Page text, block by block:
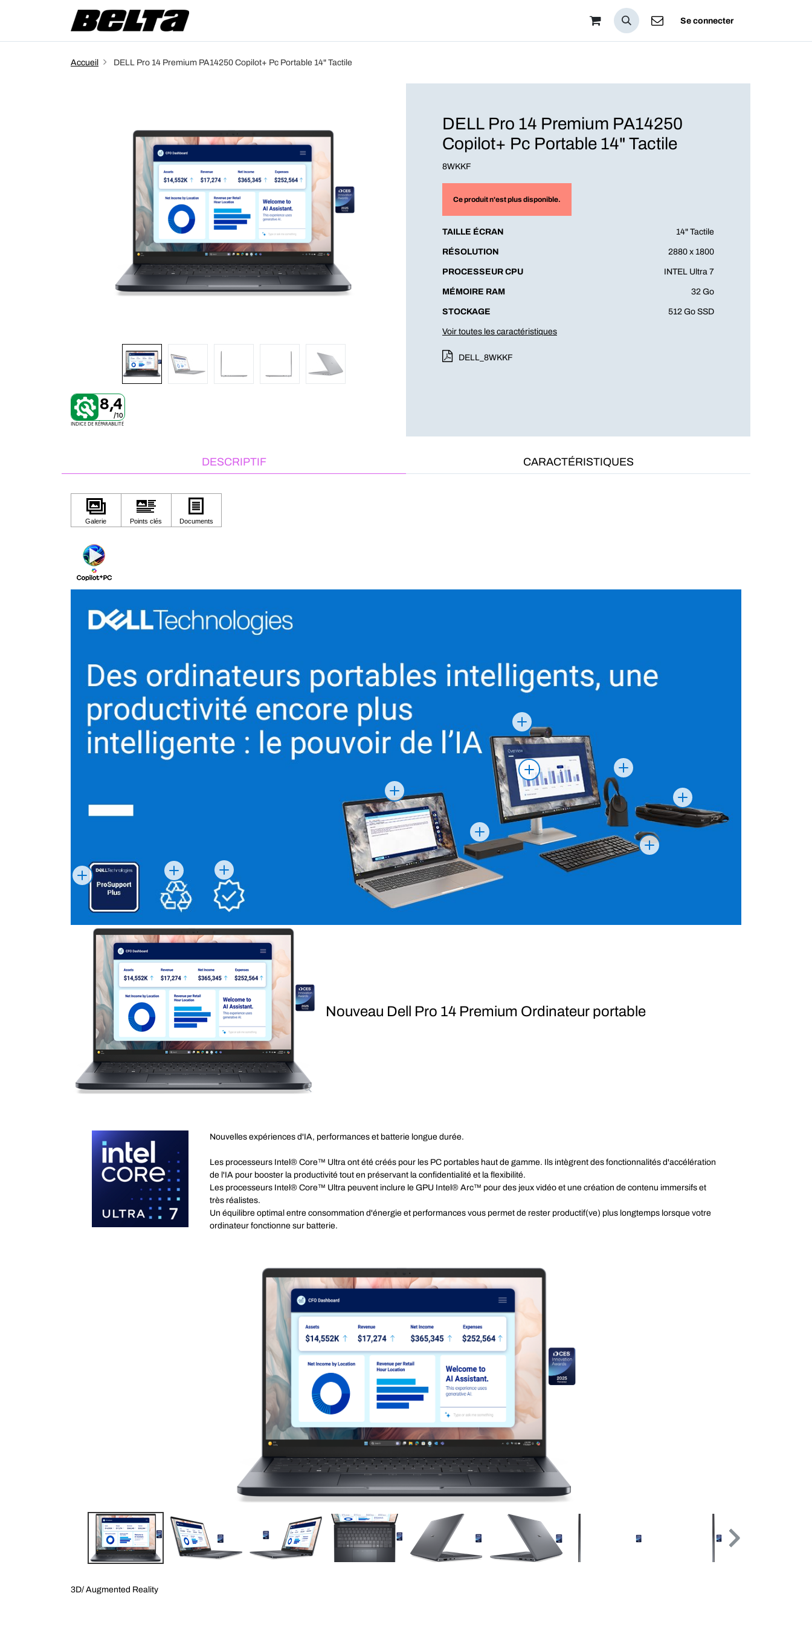
Se connecter
Accueil DELL Pro 14 Premium PA14250 Copilot+ Pc Portable 14" Tactile
8,4
/10
INDICE DE RÉPARABILITÉ
DELL Pro 14 Premium PA14250
Copilot+ Pc Portable 14" Tactile
8WKKF
Ce produit n'est plus disponible.
TAILLE ÉCRAN 14" Tactile
RÉSOLUTION 2880 x 1800
PROCESSEUR CPU INTEL Ultra 7
MÉMOIRE RAM 32 Go
STOCKAGE 512 Go SSD
Voir toutes les caractéristiques
DELL_8WKKF
DESCRIPTIF CARACTÉRISTIQUES
Nouveau Dell Pro 14 Premium Ordinateur portable
Nouvelles expériences d'IA, performances et batterie longue durée.
Les processeurs Intel® Core™ Ultra ont été créés pour les PC portables haut de gamme. Ils intègrent des fonctionnalités d'accélération
de l'IA pour booster la productivité tout en préservant la confidentialité et la flexibilité.
Les processeurs Intel® Core™ Ultra peuvent inclure le GPU Intel® Arc™ pour des jeux vidéo et une création de contenu immersifs et
très réalistes.
Un équilibre optimal entre consommation d'énergie et performances vous permet de rester productif(ve) plus longtemps lorsque votre
ordinateur fonctionne sur batterie.
3D/ Augmented Reality